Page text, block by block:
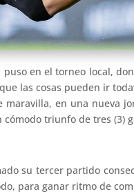
puso en el torneo local,
las cosas pueden ir
maravilla, en una nueva
triunfo de tres (3)
su tercer partido
para ganar ritmo de